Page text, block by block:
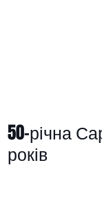
50-річна
років